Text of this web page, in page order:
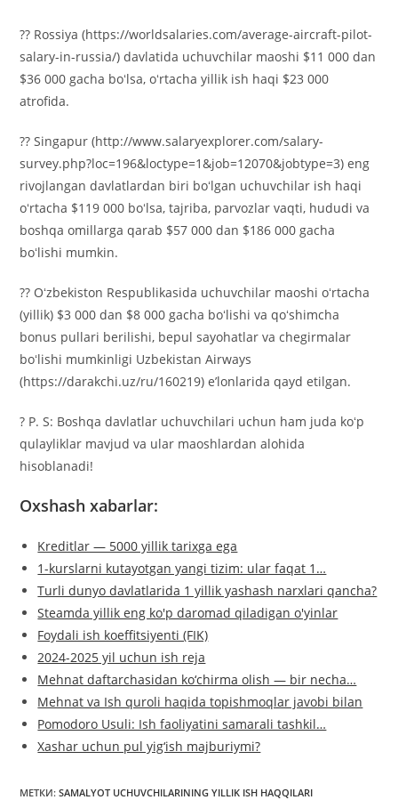
?? Rossiya (https://worldsalaries.com/average-aircraft-pilot-
salary-in-russia/) davlatida uchuvchilar maoshi $11 000 dan
$36 000 gacha boʻlsa, oʻrtacha yillik ish haqi $23 000
atrofida.
?? Singapur (http://www.salaryexplorer.com/salary-
survey.php?loc=196&loctype=1&job=12070&jobtype=3) eng
rivojlangan davlatlardan biri boʻlgan uchuvchilar ish haqi
oʻrtacha $119 000 boʻlsa, tajriba, parvozlar vaqti, hududi va
boshqa omillarga qarab $57 000 dan $186 000 gacha
boʻlishi mumkin.
?? Oʻzbekiston Respublikasida uchuvchilar maoshi oʻrtacha
(yillik) $3 000 dan $8 000 gacha boʻlishi va qoʻshimcha
bonus pullari berilishi, bepul sayohatlar va chegirmalar
boʻlishi mumkinligi Uzbekistan Airways
(https://darakchi.uz/ru/160219) e’lonlarida qayd etilgan.
? P. S: Boshqa davlatlar uchuvchilari uchun ham juda koʻp
qulayliklar mavjud va ular maoshlardan alohida
hisoblanadi!
Oxshash xabarlar:
Kreditlar — 5000 yillik tarixga ega
1-kurslarni kutayotgan yangi tizim: ular faqat 1…
Turli dunyo davlatlarida 1 yillik yashash narxlari qancha?
Steamda yillik eng ko'p daromad qiladigan o'yinlar
Foydali ish koeffitsiyenti (FIK)
2024-2025 yil uchun ish reja
Mehnat daftarchasidan ko‘chirma olish — bir necha…
Mehnat va Ish quroli haqida topishmoqlar javobi bilan
Pomodoro Usuli: Ish faoliyatini samarali tashkil…
Xashar uchun pul yig‘ish majburiymi?
МЕТКИ:SAMALYOT UCHUVCHILARINING YILLIK ISH HAQQILARI